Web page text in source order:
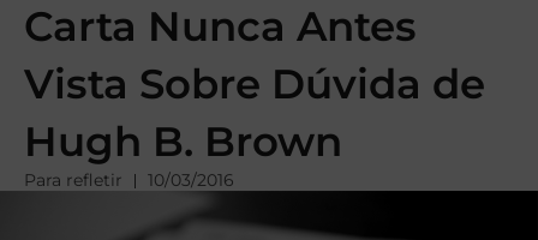
Carta Nunca Antes
Vista Sobre Dúvida de
Hugh B. Brown
Para refletir 10/03/2016